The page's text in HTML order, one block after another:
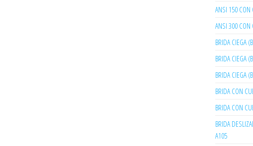
ANSI 150 CON
ANSI 300 CON
BRIDA CIEGA
BRIDA CIEGA
BRIDA CIEGA
BRIDA CON
BRIDA CON
BRIDA
A105